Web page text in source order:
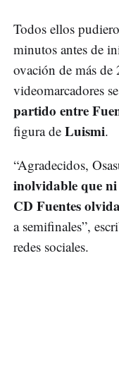
Todos ellos
minutos antes de
ovación de más de
videomarcadores
partido entre
figura de Luismi.
“Agradecidos,
inolvidable que
CD Fuentes
a semifinales”,
redes sociales.